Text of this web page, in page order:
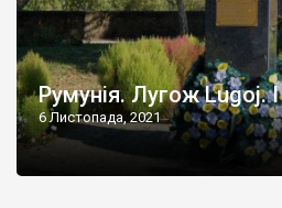
Румунія. Лугож Lugoj. І
6 Листопада, 2021